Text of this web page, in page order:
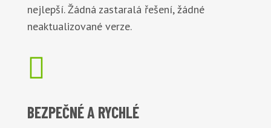
nejlepší. Žádná zastaralá řešení, žádné
neaktualizované verze.

BEZPEČNÉA RYCHLÉ